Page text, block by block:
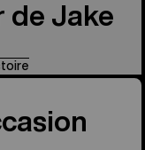
de Jake